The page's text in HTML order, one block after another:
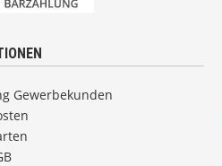
Gewerbekunden